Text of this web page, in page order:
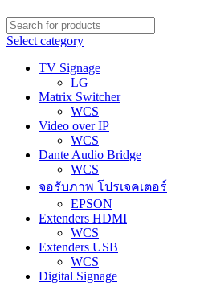
Select category
TV Signage
LG
Matrix Switcher
WCS
Video over IP
WCS
Dante Audio Bridge
WCS
จอรับภาพ โปรเจคเตอร์
EPSON
Extenders HDMI
WCS
Extenders USB
WCS
Digital Signage